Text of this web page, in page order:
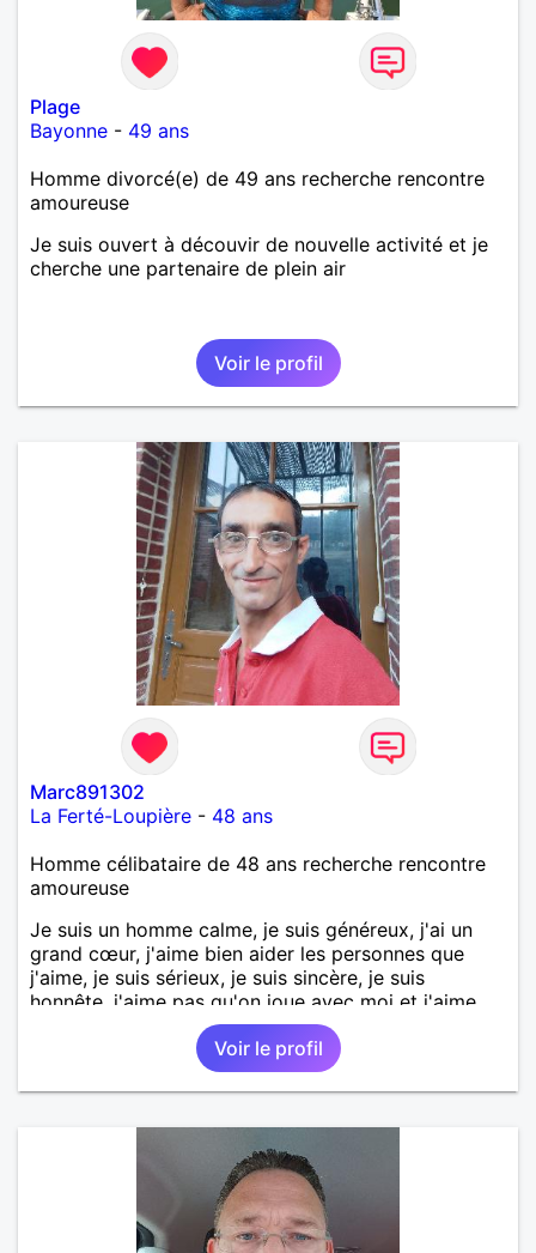
Plage
Bayonne - 49 ans
Homme divorcé(e) de 49 ans recherche rencontre
amoureuse
Je suis ouvert à découvir de nouvelle activité et je
cherche une partenaire de plein air
Voir le profil
Marc891302
La Ferté-Loupière - 48 ans
Homme célibataire de 48 ans recherche rencontre
amoureuse
Je suis un homme calme, je suis généreux, j'ai un
grand cœur, j'aime bien aider les personnes que
j'aime, je suis sérieux, je suis sincère, je suis
honnête, j'aime pas qu'on joue avec moi et j'aime
pas les mensonges. Je cherche une relation
amoureuse et sérieuse.Voir le profil